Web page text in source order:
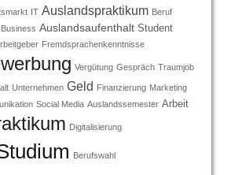
IT Auslandspraktikum Beruf
Business Auslandsaufenthalt Student
Fremdsprachenkenntnisse
Vergütung Gespräch Traumjob
Unternehmen Geld Finanzierung Marketing
Social Media Auslandssemester Arbeit
Digitalisierung
Berufswahl